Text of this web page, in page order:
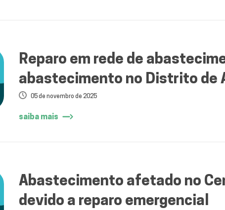
Reparo em rede de
abastecimento no Distrito de
05 de novembro de 2025
saiba mais
Abastecimento afetado no
devido a reparo emergencial